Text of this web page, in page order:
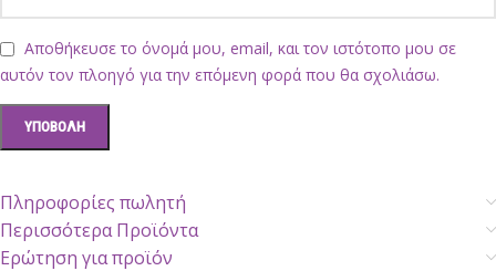
Αποθήκευσε το όνομά μου, email, και τον ιστότοπο μου σε
αυτόν τον πλοηγό για την επόμενη φορά που θα σχολιάσω.
Πληροφορίες πωλητή
Περισσότερα Προϊόντα
Ερώτηση για προϊόν